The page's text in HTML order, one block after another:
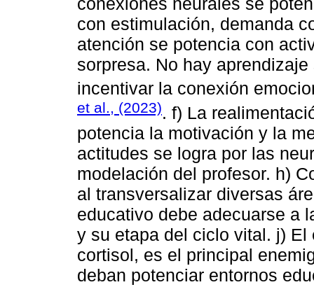
con estimulación, demanda
atención se potencia con
sorpresa. No hay
incentivar la conexión
et al., (2023). f) La
potencia la motivación y la
actitudes se logra por las
modelación del profesor. h)
al transversalizar diversas
educativo debe adecuarse a
y su etapa del ciclo vital. j)
cortisol, es el principal
deban potenciar entornos